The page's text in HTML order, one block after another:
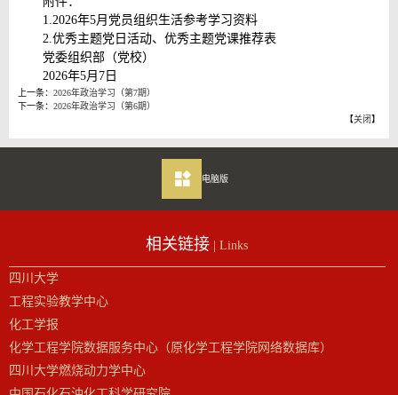
1.2026年5月党员组织生活参考学习资料
2.优秀主题党日活动、优秀主题党课推荐表
党委组织部（党校）
2026年5月7日
上一条： 2026年政治学习（第7期）
下一条： 2026年政治学习（第6期）
【关闭】
电脑版
相关链接 | Links
四川大学
工程实验教学中心
化工学报
化学工程学院数据服务中心（原化学工程学院网络数据库）
四川大学燃烧动力学中心